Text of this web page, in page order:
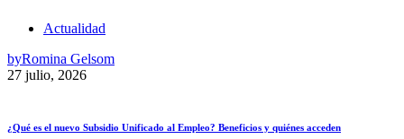
Actualidad
byRomina Gelsom
27 julio, 2026
¿Qué es el nuevo Subsidio Unificado al Empleo? Beneficios y quiénes acceden